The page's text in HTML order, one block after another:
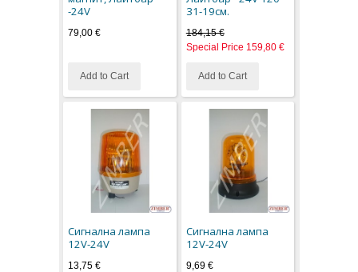
-24V
79,00 €
Add to Cart
31-19см.
184,15 €
Special Price 159,80 €
Add to Cart
Сигнална лампа
12V-24V
13,75 €
Сигнална лампа
12V-24V
9,69 €